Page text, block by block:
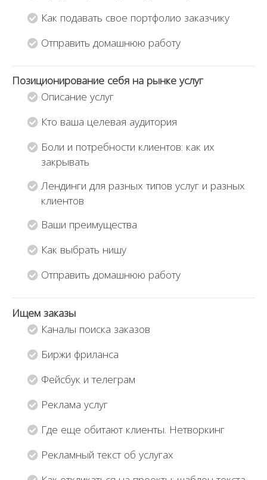
Как подавать свое портфолио заказчику
Отправить домашнюю работу
Позиционирование себя на рынке услуг
Описание услуг
Кто ваша целевая аудитория
Боли и потребности клиентов: как их
закрывать
Лендинги для разных типов услуг и разных
клиентов
Ваши преимущества
Как выбрать нишу
Отправить домашнюю работу
Ищем заказы
Каналы поиска заказов
Биржи фриланса
Фейсбук и телеграм
Реклама услуг
Где еще обитают клиенты. Нетворкинг
Рекламный текст об услугах